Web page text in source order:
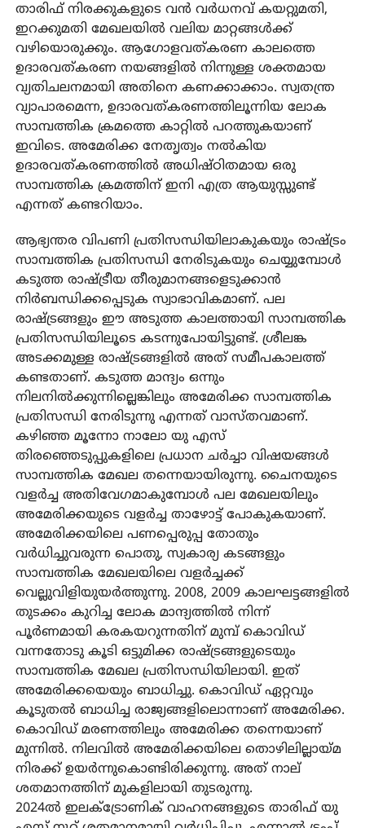
താരിഫ് നിരക്കുകളുടെ വന്‍ വര്‍ധനവ് കയറ്റുമതി,
ഇറക്കുമതി മേഖലയില്‍ വലിയ മാറ്റങ്ങള്‍ക്ക്
വഴിയൊരുക്കും. ആഗോളവത്കരണ കാലത്തെ
ഉദാരവത്കരണ നയങ്ങളില്‍ നിന്നുള്ള ശക്തമായ
വ്യതിചലനമായി അതിനെ കണക്കാക്കാം. സ്വതന്ത്ര
വ്യാപാരമെന്ന, ഉദാരവത്കരണത്തിലൂന്നിയ ലോക
സാമ്പത്തിക ക്രമത്തെ കാറ്റില്‍ പറത്തുകയാണ്
ഇവിടെ. അമേരിക്ക നേതൃത്വം നല്‍കിയ
ഉദാരവത്കരണത്തില്‍ അധിഷ്ഠിതമായ ഒരു
സാമ്പത്തിക ക്രമത്തിന് ഇനി എത്ര ആയുസ്സുണ്ട്
എന്നത് കണ്ടറിയാം.
ആഭ്യന്തര വിപണി പ്രതിസന്ധിയിലാകുകയും രാഷ്ട്രം
സാമ്പത്തിക പ്രതിസന്ധി നേരിടുകയും ചെയ്യുമ്പോള്‍
കടുത്ത രാഷ്ട്രീയ തീരുമാനങ്ങളെടുക്കാന്‍
നിര്‍ബന്ധിക്കപ്പെടുക സ്വാഭാവികമാണ്. പല
രാഷ്ട്രങ്ങളും ഈ അടുത്ത കാലത്തായി സാമ്പത്തിക
പ്രതിസന്ധിയിലൂടെ കടന്നുപോയിട്ടുണ്ട്. ശ്രീലങ്ക
അടക്കമുള്ള രാഷ്ട്രങ്ങളില്‍ അത് സമീപകാലത്ത്
കണ്ടതാണ്. കടുത്ത മാന്ദ്യം ഒന്നും
നിലനില്‍ക്കുന്നില്ലെങ്കിലും അമേരിക്ക സാമ്പത്തിക
പ്രതിസന്ധി നേരിടുന്നു എന്നത് വാസ്തവമാണ്.
കഴിഞ്ഞ മൂന്നോ നാലോ യു എസ്
തിരഞ്ഞെടുപ്പുകളിലെ പ്രധാന ചര്‍ച്ചാ വിഷയങ്ങള്‍
സാമ്പത്തിക മേഖല തന്നെയായിരുന്നു. ചൈനയുടെ
വളര്‍ച്ച അതിവേഗമാകുമ്പോള്‍ പല മേഖലയിലും
അമേരിക്കയുടെ വളര്‍ച്ച താഴോട്ട് പോകുകയാണ്.
അമേരിക്കയിലെ പണപ്പെരുപ്പ തോതും
വര്‍ധിച്ചുവരുന്ന പൊതു, സ്വകാര്യ കടങ്ങളും
സാമ്പത്തിക മേഖലയിലെ വളര്‍ച്ചക്ക്
വെല്ലുവിളിയുയര്‍ത്തുന്നു. 2008, 2009 കാലഘട്ടങ്ങളില്‍
തുടക്കം കുറിച്ച ലോക മാന്ദ്യത്തില്‍ നിന്ന്
പൂര്‍ണമായി കരകയറുന്നതിന് മുമ്പ് കൊവിഡ്
വന്നതോടു കൂടി ഒട്ടുമിക്ക രാഷ്ട്രങ്ങളുടെയും
സാമ്പത്തിക മേഖല പ്രതിസന്ധിയിലായി. ഇത്
അമേരിക്കയെയും ബാധിച്ചു. കൊവിഡ് ഏറ്റവും
കൂടുതല്‍ ബാധിച്ച രാജ്യങ്ങളിലൊന്നാണ് അമേരിക്ക.
കൊവിഡ് മരണത്തിലും അമേരിക്ക തന്നെയാണ്
മുന്നില്‍. നിലവില്‍ അമേരിക്കയിലെ തൊഴിലില്ലായ്മ
നിരക്ക് ഉയര്‍ന്നുകൊണ്ടിരിക്കുന്നു. അത് നാല്
ശതമാനത്തിന് മുകളിലായി തുടരുന്നു.
2024ല്‍ ഇലക്ട്രോണിക് വാഹനങ്ങളുടെ താരിഫ് യു